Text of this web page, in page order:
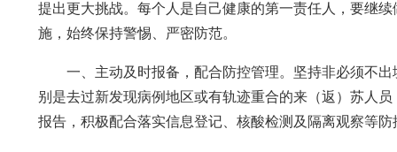
提出更大挑战。每个人是自己健康的第一责任人，要继
施，始终保持警惕、严密防范。
一、主动及时报备，配合防控管理。坚持非必须不
别是去过新发现病例地区或有轨迹重合的来（返）苏人
报告，积极配合落实信息登记、核酸检测及隔离观察等防